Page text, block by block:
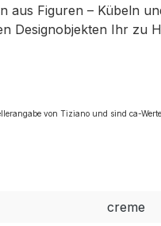
aus Figuren – Kübeln
Designobjekten Ihr zu
von Tiziano und sind ca-
creme